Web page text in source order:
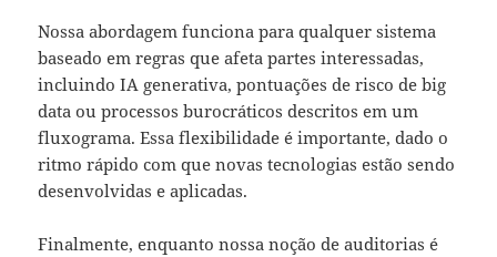
Nossa abordagem funciona para qualquer sistema
baseado em regras que afeta partes interessadas,
incluindo IA generativa, pontuações de risco de big
data ou processos burocráticos descritos em um
fluxograma. Essa flexibilidade é importante, dado o
ritmo rápido com que novas tecnologias estão sendo
desenvolvidas e aplicadas.
Finalmente, enquanto nossa noção de auditorias é